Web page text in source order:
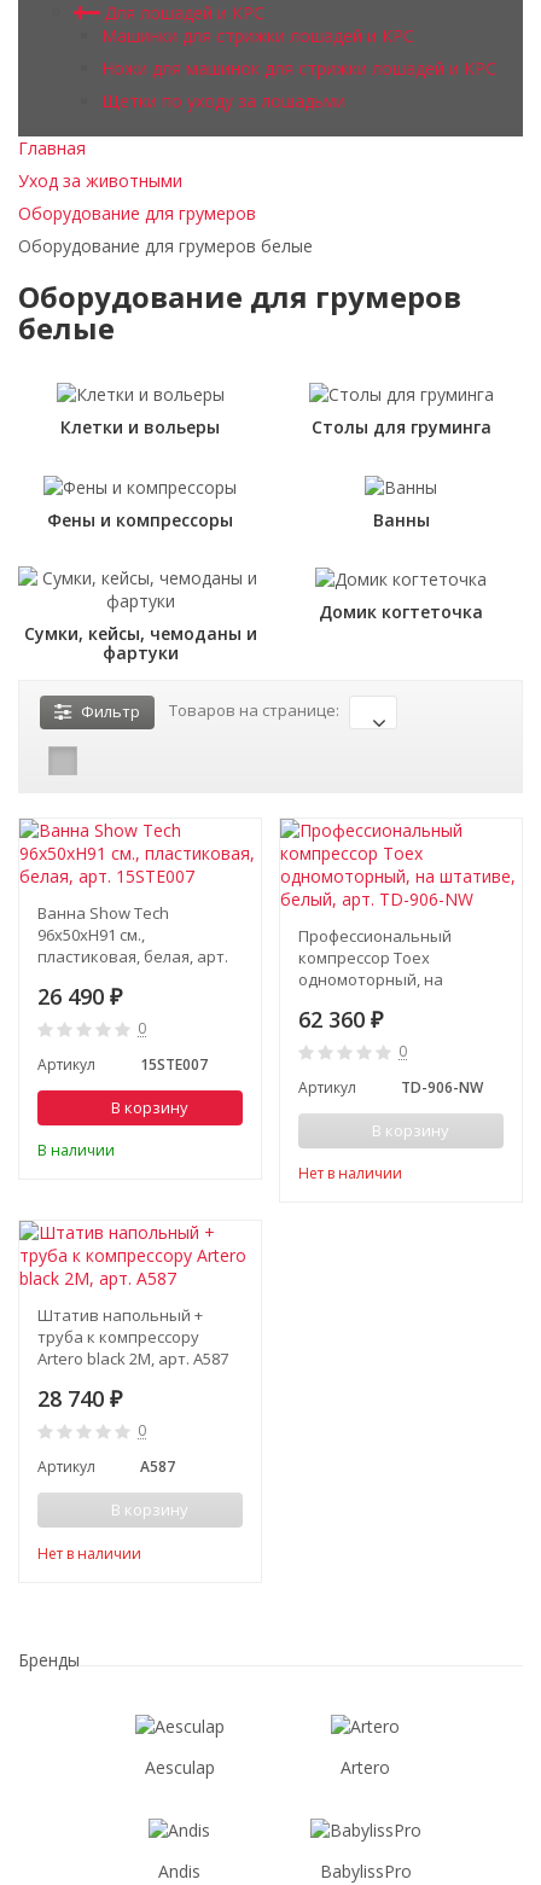
Для лошадей и КРС
Машинки для стрижки лошадей и КРС
Ножи для машинок для стрижки лошадей и КРС
Щетки по уходу за лошадьми
Главная
Уход за животными
Оборудование для грумеров
Оборудование для грумеров белые
Оборудование для грумеров
белые
Клетки и вольеры Столы для груминга
Фены и компрессоры Ванны
Сумки, кейсы, чемоданы и
фартуки
Домик когтеточка
Фильтр Товаров на странице:
Ванна Show Tech
96х50хH91 см.,
пластиковая, белая, арт.
26 490 ₽
0
Артикул
15STE007
В корзину
В наличии
Профессиональный
компрессор Toex
одномоторный, на
906-NW
62 360 ₽
0
Артикул
TD-906-NW
В корзину
Нет в наличии
Штатив напольный +
труба к компрессору
Artero black 2M, арт. A587
28 740 ₽
0
Артикул
A587
В корзину
Нет в наличии
Бренды
Aesculap Artero
Andis BabylissPro